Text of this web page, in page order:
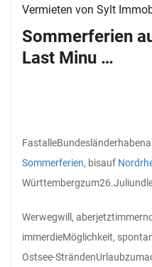
Vermieten von Sylt
Sommerferien
Last Minu …
FastalleBundesländerhaben
Sommerferien, bisauf
Württembergzum26.Juliund
Werwegwill, aberjetztimmer
immerdieMöglichkeit,
Ostsee-SträndenUrlaubzu